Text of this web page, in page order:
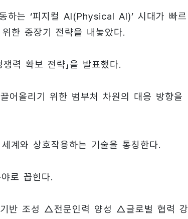
하는 ‘피지컬 AI(Physical AI)’ 시대가 빠르
한 중장기 전략을 내놓았다.
력 확보 전략」을 발표했다.
어올리기 위한 범부처 차원의 대응 방향을
계와 상호작용하는 기술을 통칭한다.
로 꼽힌다.
반 조성 △전문인력 양성 △글로벌 협력 강